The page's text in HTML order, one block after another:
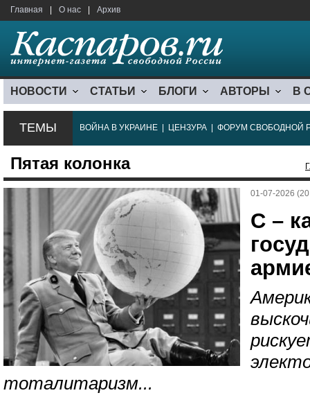
Главная О нас Архив
НОВОСТИ СТАТЬИ БЛОГИ АВТОРЫ В
ТЕМЫ ВОЙНА В УКРАИНЕ ЦЕНЗУРА ФОРУМ СВОБОДНОЙ
Пятая колонка
01-07-2026
C –
тоталитаризм...